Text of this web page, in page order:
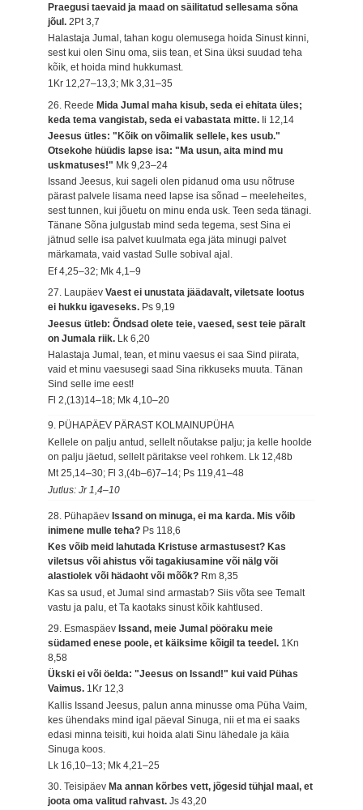
Praegusi taevaid ja maad on säilitatud sellesama sõna
jõul.2Pt 3,7
Halastaja Jumal, tahan kogu olemusega hoida Sinust kinni,
sest kui olen Sinu oma, siis tean, et Sina üksi suudad teha
kõik, et hoida mind hukkumast.
1Kr 12,27–13,3; Mk 3,31–35
26. ReedeMida Jumal maha kisub, seda ei ehitata üles;
keda tema vangistab, seda ei vabastata mitte. Ii 12,14
Jeesus ütles: "Kõik on võimalik sellele, kes usub."
Otsekohe hüüdis lapse isa: "Ma usun, aita mind mu
uskmatuses!" Mk 9,23–24
Issand Jeesus, kui sageli olen pidanud oma usu nõtruse
pärast palvele lisama need lapse isa sõnad – meeleheites,
sest tunnen, kui jõuetu on minu enda usk. Teen seda tänagi.
Tänane Sõna julgustab mind seda tegema, sest Sina ei
jätnud selle isa palvet kuulmata ega jäta minugi palvet
märkamata, vaid vastad Sulle sobival ajal.
Ef 4,25–32; Mk 4,1–9
27. LaupäevVaest ei unustata jäädavalt, viletsate lootus
ei hukku igaveseks. Ps 9,19
Jeesus ütleb: Õndsad olete teie, vaesed, sest teie päralt
on Jumala riik. Lk 6,20
Halastaja Jumal, tean, et minu vaesus ei saa Sind piirata,
vaid et minu vaesusegi saad Sina rikkuseks muuta. Tänan
Sind selle ime eest!
Fl 2,(13)14–18; Mk 4,10–20
9. PÜHAPÄEV PÄRAST KOLMAINUPÜHA
Kellele on palju antud, sellelt nõutakse palju; ja kelle hoolde
on palju jäetud, sellelt päritakse veel rohkem. Lk 12,48b
Mt 25,14–30; Fl 3,(4b–6)7–14; Ps 119,41–48
Jutlus: Jr 1,4–10
28. PühapäevIssand on minuga, ei ma karda. Mis võib
inimene mulle teha? Ps 118,6
Kes võib meid lahutada Kristuse armastusest? Kas
viletsus või ahistus või tagakiusamine või nälg või
alastiolek või hädaoht või mõõk? Rm 8,35
Kas sa usud, et Jumal sind armastab? Siis võta see Temalt
vastu ja palu, et Ta kaotaks sinust kõik kahtlused.
29. Esmaspäev Issand, meie Jumal pööraku meie
südamed enese poole, et käiksime kõigil ta teedel. 1Kn
8,58
Ükski ei või öelda: "Jeesus on Issand!" kui vaid Pühas
Vaimus. 1Kr 12,3
Kallis Issand Jeesus, palun anna minusse oma Püha Vaim,
kes ühendaks mind igal päeval Sinuga, nii et ma ei saaks
edasi minna teisiti, kui hoida alati Sinu lähedale ja käia
Sinuga koos.
Lk 16,10–13; Mk 4,21–25
30. Teisipäev Ma annan kõrbes vett, jõgesid tühjal maal, et
joota oma valitud rahvast.Js 43,20